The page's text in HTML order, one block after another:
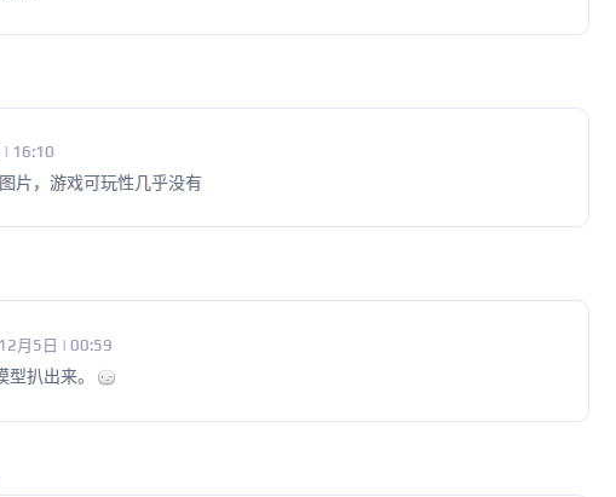
| 16:10
片，游戏可玩性几乎没有
月5日 | 00:59
型扒出来。